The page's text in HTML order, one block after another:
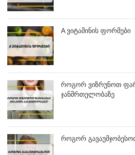
A ვიტამინის ფორმები
როგორ ვიზრუნოთ
ჯანმრთელობაზე
როგორ